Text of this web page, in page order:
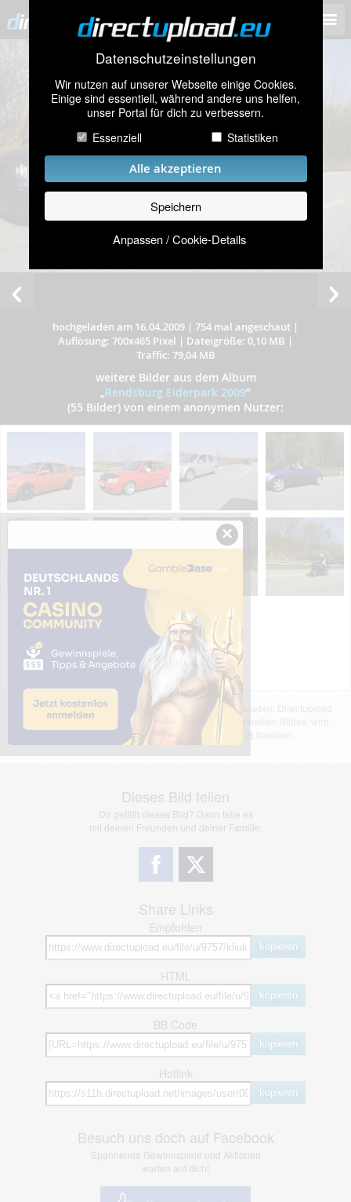
Datenschutzeinstellungen
Wir nutzen auf unserer Webseite einige Cookies.
Einige sind essentiell, während andere uns helfen,
unser Portal für dich zu verbessern.
Essenziell
Statistiken
Alle akzeptieren
Speichern
Anpassen / Cookie-Details
hochgeladen am 16.04.2009 | 754 mal angeschaut |
Auflösung: 700x465 Pixel | Dateigröße: 0,10 MB |
Traffic: 79,04 MB
weitere Bilder aus dem Album
„Rendsburg Eiderpark 2009”
(55 Bilder) von einem anonymen Nutzer:
Das dargestellte Bild wurde von einem Nutzer hochgeladen. Directupload
übernimmt keinerlei Haftung für den Inhalt des dargestellten Bildes, wird
jedoch bei Verstößen nach §2(3) unserer AGB handeln.
Dieses Bild teilen
Dir gefällt dieses Bild? Dann teile es
mit deinen Freunden und deiner Familie.
Share Links
Empfohlen
kopieren
HTML
kopieren
BB Code
kopieren
Hotlink
kopieren
Besuch uns doch auf Facebook
Spannende Gewinnspiele und Aktionen
warten auf dich!
×